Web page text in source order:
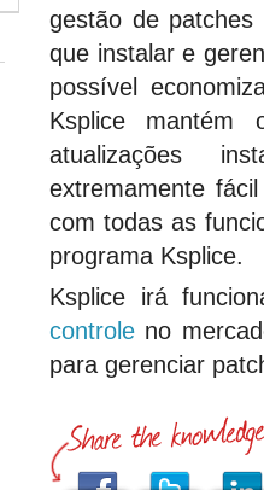
gestão de
que instalar e
possível
Ksplice
atualizações
extremamente
com todas as
programa Ksplice.
Ksplice irá
controle no
para gerenciar